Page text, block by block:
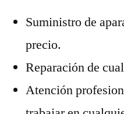
Suministro de
precio.
Reparación de
Atención